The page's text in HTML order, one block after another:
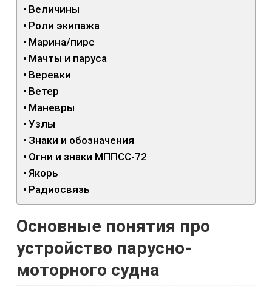
Величины
Роли экипажа
Марина/пирс
Мачты и паруса
Веревки
Ветер
Маневры
Узлы
Знаки и обозначения
Огни и знаки МППСС-72
Якорь
Радиосвязь
Основные понятия про
устройство парусно-
моторного судна